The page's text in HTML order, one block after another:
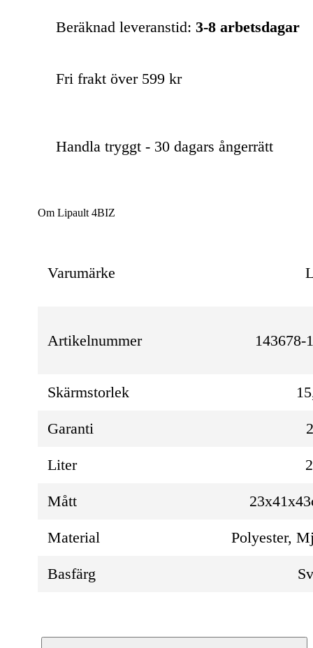
Beräknad leveranstid: 3-8 arbetsdagar
Fri frakt över 599 kr
Handla tryggt - 30 dagars ångerrätt
Om Lipault 4BIZ
Varumärke
Artikelnummer 143678-
Skärmstorlek
Garanti
Liter
Mått
Material Polyester,
Basfärg